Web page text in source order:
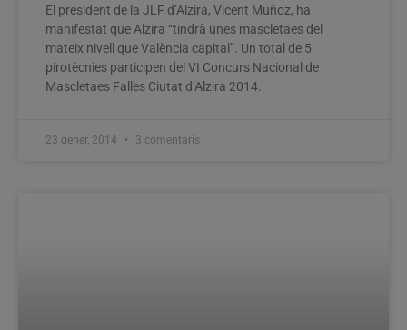
El president de la JLF d’Alzira, Vicent Muñoz, ha
manifestat que Alzira “tindrà unes mascletaes del
mateix nivell que València capital”. Un total de 5
pirotècnies participen del VI Concurs Nacional de
Mascletaes Falles Ciutat d’Alzira 2014.
23 gener, 2014 3 comentaris